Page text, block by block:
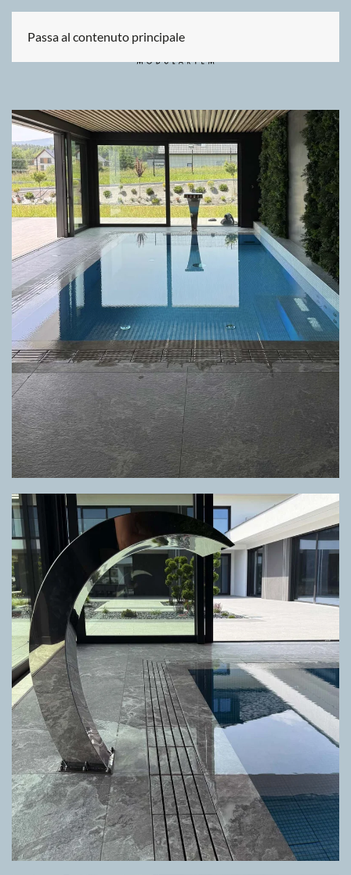
Passa al contenuto principale
GRIGLIA DIRECTA CUSTOM
GRIGLIA DIRECTA CUSTOM